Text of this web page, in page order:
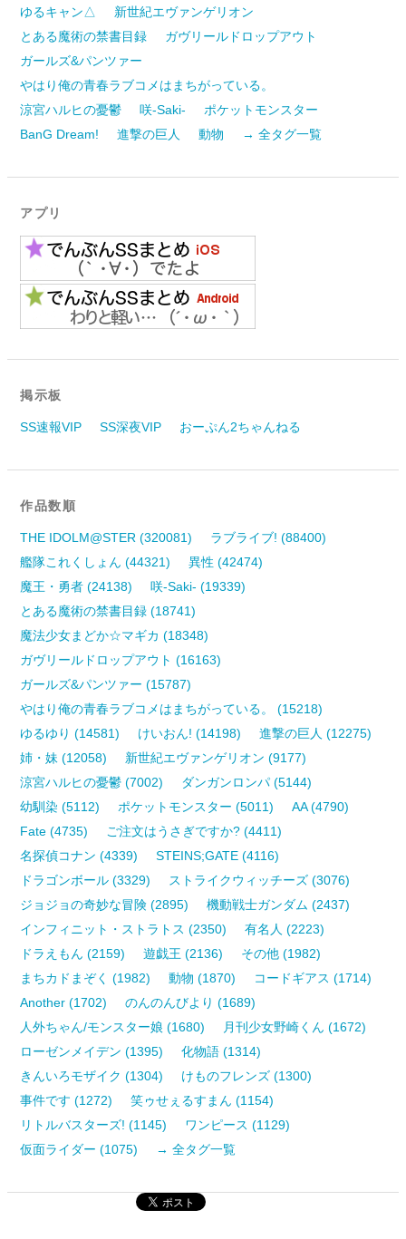
ゆるキャン△
新世紀エヴァンゲリオン
とある魔術の禁書目録
ガヴリールドロップアウト
ガールズ&パンツァー
やはり俺の青春ラブコメはまちがっている。
涼宮ハルヒの憂鬱
咲-Saki-
ポケットモンスター
BanG Dream!
進撃の巨人 動物 → 全タグ一覧
アプリ
掲示板
SS速報VIP SS深夜VIP おーぷん2ちゃんねる
作品数順
THE IDOLM@STER (320081)
ラブライブ! (88400)
艦隊これくしょん (44321)
異性 (42474)
魔王・勇者 (24138)
咲-Saki- (19339)
とある魔術の禁書目録 (18741)
魔法少女まどか☆マギカ (18348)
ガヴリールドロップアウト (16163)
ガールズ&パンツァー (15787)
やはり俺の青春ラブコメはまちがっている。 (15218)
ゆるゆり (14581)
けいおん! (14198)
進撃の巨人 (12275)
姉・妹 (12058)
新世紀エヴァンゲリオン (9177)
涼宮ハルヒの憂鬱 (7002)
ダンガンロンパ (5144)
幼馴染 (5112)
ポケットモンスター (5011)
AA (4790)
Fate (4735)
ご注文はうさぎですか? (4411)
名探偵コナン (4339)
STEINS;GATE (4116)
ドラゴンボール (3329)
ストライクウィッチーズ (3076)
ジョジョの奇妙な冒険 (2895)
機動戦士ガンダム (2437)
インフィニット・ストラトス (2350)
有名人 (2223)
ドラえもん (2159)
遊戯王 (2136)
その他 (1982)
まちカドまぞく (1982)
動物 (1870)
コードギアス (1714)
Another (1702)
のんのんびより (1689)
人外ちゃん/モンスター娘 (1680)
月刊少女野崎くん (1672)
ローゼンメイデン (1395)
化物語 (1314)
きんいろモザイク (1304)
けものフレンズ (1300)
事件です (1272)
笑ゥせぇるすまん (1154)
リトルバスターズ! (1145)
ワンピース (1129)
仮面ライダー (1075)
→ 全タグ一覧